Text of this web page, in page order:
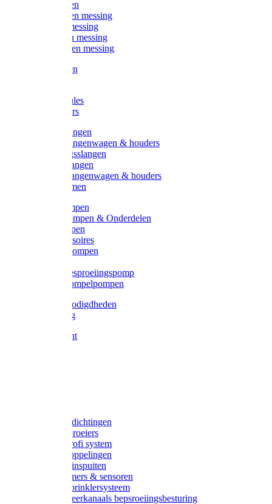
Kogelkranen
Koppelingen messing
Sproeiers messing
Tuinspuiten messing
Slangstukken messing
Handspuiten
Kunststoftules
Regenmeters
Overige slangen
Overige slangenwagen & houders
Beregeningsslangen
Gardena slangen
Gardena slangenwagen & houders
Slangklemmen
Leader pompen
Zwengelpompen & Onderdelen
Ebara pompen
Pompaccessoires
Excellent pompen
Gardena besproeiingspomp
Gardena dompelpompen
Tyleen benodigdheden
Tyleenslang
Lange bocht
Gardena afdichtingen
Gardena sproeiers
Gardena Profi system
Gardena koppelingen
Gardena tuinspuiten
Gardena timers & sensoren
Gardena Sprinklersysteem
Gardena meerkanaals bepsroeiingsbesturing